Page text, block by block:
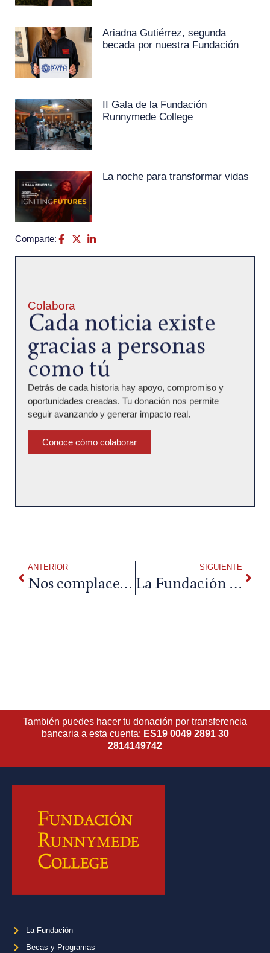
Ariadna Gutiérrez, segunda
becada por nuestra Fundación
II Gala de la Fundación
Runnymede College
La noche para transformar vidas
Comparte:
Colabora
Cada noticia existe
gracias a personas
como tú
Detrás de cada historia hay apoyo, compromiso y
oportunidades creadas. Tu donación nos permite
seguir avanzando y generar impacto real.
Conoce cómo colaborar
ANTERIOR
Nos complace anunciar que nuestro nuevo sistema de pagos para donaciones ya está disponible en nuestra página web
SIGUIENTE
La Fundación Runnymede College os invita a su primera cena de gala benéfica
También puedes hacer tu donación por transferencia
bancaria a esta cuenta: ES19 0049 2891 30
2814149742
La Fundación
Becas y Programas